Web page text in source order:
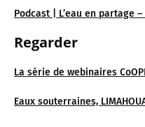
Podcast | L’eau en partage
Regarder
La série de webinaires
Eaux souterraines,